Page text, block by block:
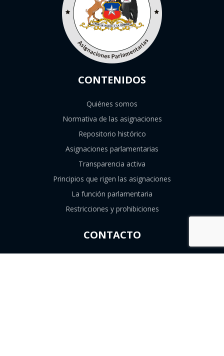
CONTENIDOS
Quiénes somos
Normativa de las asignaciones
Repositorio histórico
Asignaciones parlamentarias
Transparencia activa
Principios que rigen las asignaciones
La función parlamentaria
Restricciones y prohibiciones
CONTACTO